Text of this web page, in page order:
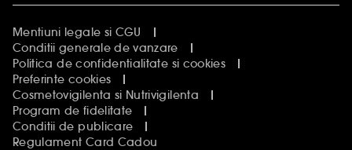
Mentiuni legale si CGU
Conditii generale de vanzare
Politica de confidentialitate si cookies
Preferinte cookies
Cosmetovigilenta si Nutrivigilenta
Program de fidelitate
Conditii de publicare
Regulament Card Cadou